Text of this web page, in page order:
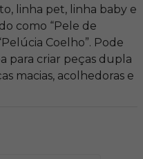
linha pet, linha baby e
como “Pele de
Coelho”. Pode
para criar peças dupla
macias, acolhedoras e